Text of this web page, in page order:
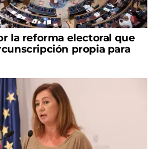
la reforma electoral que
propia para